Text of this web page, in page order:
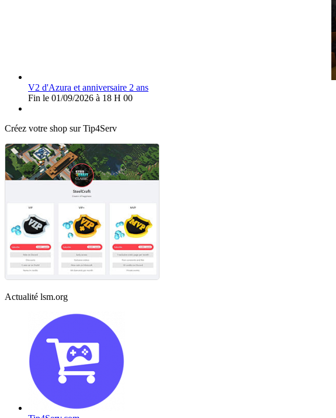
V2 d'Azura et anniversaire 2 ans
Fin le 01/09/2026 à 18 H 00
Créez votre shop sur Tip4Serv
Actualité lsm.org